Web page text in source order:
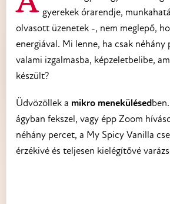
gyerekek órarendje,
olvasott üzenetek -, nem meglepő,
energiával. Mi lenne, ha csak néhány
valami izgalmasba, képzeletbelibe,
készült?
Üdvözöllek a mikro menekülésed
ágyban fekszel, vagy épp Zoom
néhány percet, a My Spicy Vanilla
érzékivé és teljesen kielégítővé